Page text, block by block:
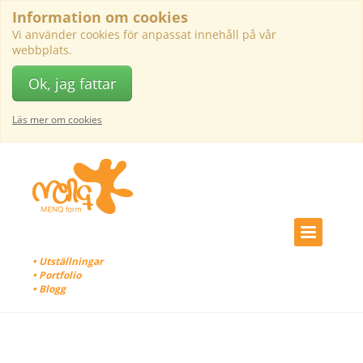
Information om cookies
Vi använder cookies för anpassat innehåll på vår
webbplats.
Ok, jag fattar
Läs mer om cookies
• Utställningar
• Portfolio
• Blogg